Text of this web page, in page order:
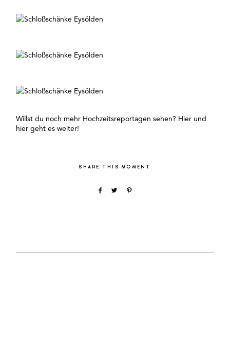
Willst du noch mehr Hochzeitsreportagen sehen? Hier und
hier geht es weiter!
SHARE THIS MOMENT